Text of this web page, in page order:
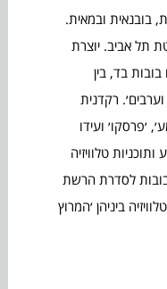
בובנאית ובמאית.
תל אביב. יוצרת
בד, בין
רקדנית
׳פרסקו׳ ועידו
טלוויזיה
בובות לסדרת הרשת
ביניהן ׳המרוץ